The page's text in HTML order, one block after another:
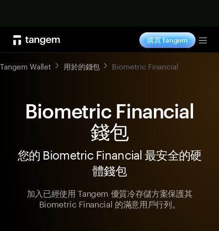
購買 Tangem
Tangem Wallet 用於的錢包 Biometric Financial
Biometric Financial
錢包
您的 Biometric Financial 最安全的硬
體錢包
加入已經使用 Tangem 優質冷存儲方案保護其
Biometric Financial 的滿意用戶行列。